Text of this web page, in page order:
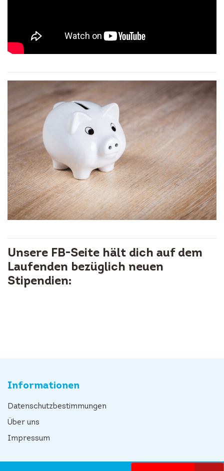
Unsere FB-Seite hält dich auf dem
Laufenden bezüglich neuen
Stipendien:
Informationen
Datenschutzbestimmungen
Über uns
Impressum